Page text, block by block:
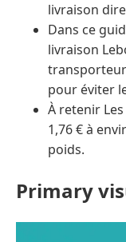
livraison
Dans ce
livraison
pour éviter
À retenir
1,76 € à
poids.
Primary